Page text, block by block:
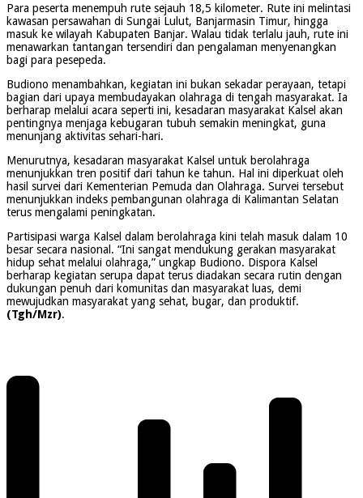
Para peserta menempuh rute sejauh 18,5 kilometer. Rute ini melintasi
kawasan persawahan di Sungai Lulut, Banjarmasin Timur, hingga
masuk ke wilayah Kabupaten Banjar. Walau tidak terlalu jauh, rute ini
menawarkan tantangan tersendiri dan pengalaman menyenangkan
bagi para pesepeda.
Budiono menambahkan, kegiatan ini bukan sekadar perayaan, tetapi
bagian dari upaya membudayakan olahraga di tengah masyarakat. Ia
berharap melalui acara seperti ini, kesadaran masyarakat Kalsel akan
pentingnya menjaga kebugaran tubuh semakin meningkat, guna
menunjang aktivitas sehari-hari.
Menurutnya, kesadaran masyarakat Kalsel untuk berolahraga
menunjukkan tren positif dari tahun ke tahun. Hal ini diperkuat oleh
hasil survei dari Kementerian Pemuda dan Olahraga. Survei tersebut
menunjukkan indeks pembangunan olahraga di Kalimantan Selatan
terus mengalami peningkatan.
Partisipasi warga Kalsel dalam berolahraga kini telah masuk dalam 10
besar secara nasional. “Ini sangat mendukung gerakan masyarakat
hidup sehat melalui olahraga,” ungkap Budiono. Dispora Kalsel
berharap kegiatan serupa dapat terus diadakan secara rutin dengan
dukungan penuh dari komunitas dan masyarakat luas, demi
mewujudkan masyarakat yang sehat, bugar, dan produktif.
(Tgh/Mzr).